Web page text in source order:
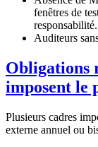
fenêtres de
responsabilité.
Auditeurs
Obligations
imposent le
Plusieurs cadres
externe annuel ou